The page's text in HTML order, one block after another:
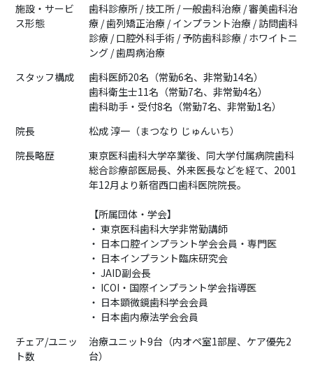
施設・サービ
ス形態
歯科診療所 / 技工所 / 一般歯科治療 / 審美歯科治
療 / 歯列矯正治療 / インプラント治療 / 訪問歯科
診療 / 口腔外科手術 / 予防歯科診療 / ホワイトニ
ング / 歯周病治療
スタッフ構成
歯科医師20名（常勤6名、非常勤14名）
歯科衛生士11名（常勤7名、非常勤4名）
歯科助手・受付8名（常勤7名、非常勤1名）
院長
松成 淳一（まつなり じゅんいち）
院長略歴
東京医科歯科大学卒業後、同大学付属病院歯科
総合診療部医局長、外来医長などを経て、2001
年12月より新宿西口歯科医院院長。
【所属団体・学会】
・ 東京医科歯科大学非常勤講師
・ 日本口腔インプラント学会会員・専門医
・ 日本インプラント臨床研究会
・ JAID副会長
・ ICOI・国際インプラント学会指導医
・ 日本顕微鏡歯科学会会員
・ 日本歯内療法学会会員
チェア/ユニッ
ト数
治療ユニット9台（内オペ室1部屋、ケア優先2
台）